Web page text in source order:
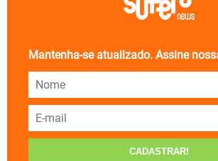
Mantenha-se atualizado. Assine